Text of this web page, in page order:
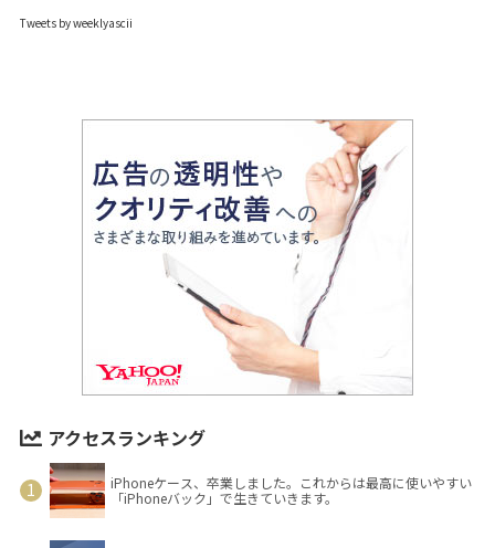
Tweets by weeklyascii
アクセスランキング
iPhoneケース、卒業しました。これからは最高に使いやすい
「iPhoneバック」で生きていきます。